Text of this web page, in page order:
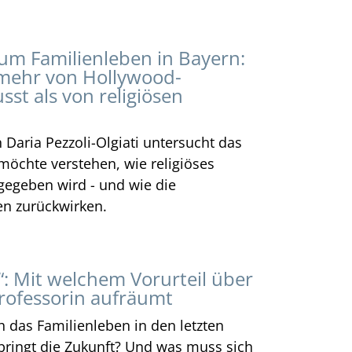
Familienleben in Bayern:
von Hollywood-
als von religiösen
Pezzoli-Olgiati untersucht das
verstehen, wie religiöses
wird - und wie die
zurückwirken.
Mit welchem Vorurteil über
aufräumt
das Familienleben in den letzten
die Zukunft? Und was muss sich